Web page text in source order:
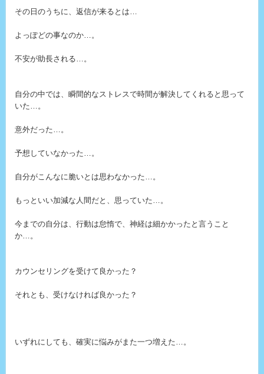
その日のうちに、返信が来るとは…
よっぽどの事なのか…。
不安が助長される…。
自分の中では、瞬間的なストレスで時間が解決してくれると思って
いた…。
意外だった…。
予想していなかった…。
自分がこんなに脆いとは思わなかった…。
もっといい加減な人間だと、思っていた…。
今までの自分は、行動は怠惰で、神経は細かかったと言うこと
か…。
カウンセリングを受けて良かった？
それとも、受けなければ良かった？
いずれにしても、確実に悩みがまた一つ増えた…。